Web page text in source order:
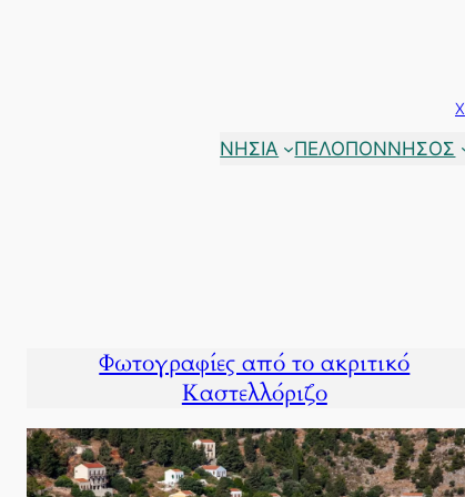
ΝΗΣΙΑ ΠΕΛΟΠΟΝΝΗΣΟΣ
Φωτογραφίες από το ακριτικό
Καστελλόριζο